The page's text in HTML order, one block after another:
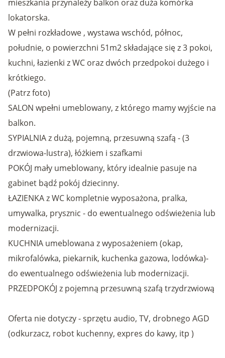
mieszkania przynależy balkon oraz duża komórka
lokatorska.
W pełni rozkładowe , wystawa wschód, północ,
południe, o powierzchni 51m2 składające się z 3 pokoi,
kuchni, łazienki z WC oraz dwóch przedpokoi dużego i
krótkiego.
(Patrz foto)
SALON wpełni umeblowany, z którego mamy wyjście na
balkon.
SYPIALNIA z dużą, pojemną, przesuwną szafą - (3
drzwiowa-lustra), łóżkiem i szafkami
POKÓJ mały umeblowany, który idealnie pasuje na
gabinet bądź pokój dziecinny.
ŁAZIENKA z WC kompletnie wyposażona, pralka,
umywalka, prysznic - do ewentualnego odświeżenia lub
modernizacji.
KUCHNIA umeblowana z wyposażeniem (okap,
mikrofalówka, piekarnik, kuchenka gazowa, lodówka)-
do ewentualnego odświeżenia lub modernizacji.
PRZEDPOKÓJ z pojemną przesuwną szafą trzydrzwiową
Oferta nie dotyczy - sprzętu audio, TV, drobnego AGD
(odkurzacz, robot kuchenny, expres do kawy, itp )